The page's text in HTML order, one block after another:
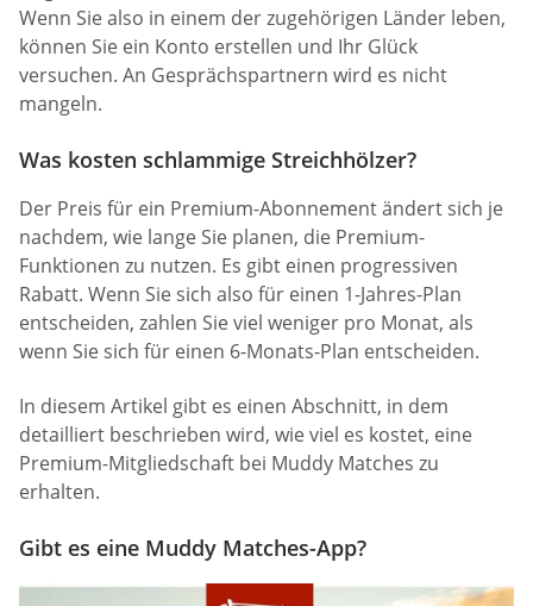
Wenn Sie also in einem der zugehörigen Länder leben,
können Sie ein Konto erstellen und Ihr Glück
versuchen. An Gesprächspartnern wird es nicht
mangeln.
Was kosten schlammige Streichhölzer?
Der Preis für ein Premium-Abonnement ändert sich je
nachdem, wie lange Sie planen, die Premium-
Funktionen zu nutzen. Es gibt einen progressiven
Rabatt. Wenn Sie sich also für einen 1-Jahres-Plan
entscheiden, zahlen Sie viel weniger pro Monat, als
wenn Sie sich für einen 6-Monats-Plan entscheiden.
In diesem Artikel gibt es einen Abschnitt, in dem
detailliert beschrieben wird, wie viel es kostet, eine
Premium-Mitgliedschaft bei Muddy Matches zu
erhalten.
Gibt es eine Muddy Matches-App?